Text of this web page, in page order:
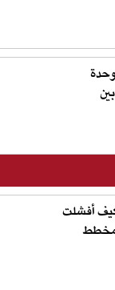
أفشلت
مخطط